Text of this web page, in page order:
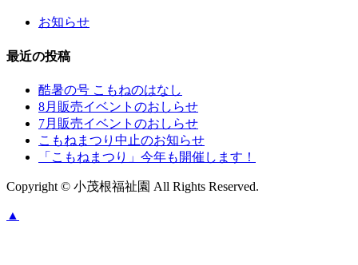
お知らせ
最近の投稿
酷暑の号 こもねのはなし
8月販売イベントのおしらせ
7月販売イベントのおしらせ
こもねまつり中止のお知らせ
「こもねまつり」今年も開催します！
Copyright © 小茂根福祉園 All Rights Reserved.
▲